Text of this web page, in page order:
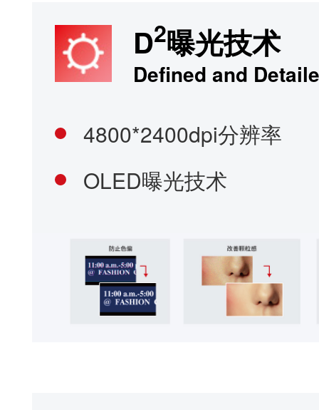
流通阶段
包装材料减少泡沫使用。
使用阶段
长寿命、节能、0.5W睡眠能耗
新的UI设计，环保一目了然